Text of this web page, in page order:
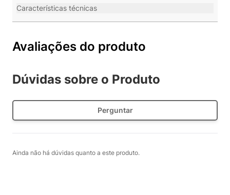
Características técnicas
Avaliações do produto
Dúvidas sobre o Produto
Perguntar
Ainda não há dúvidas quanto a este produto.